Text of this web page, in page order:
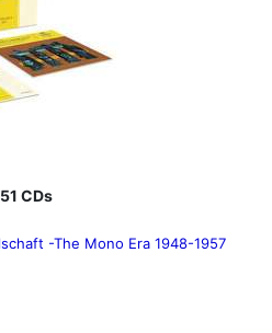
51 CDs
-The Mono Era 1948-1957